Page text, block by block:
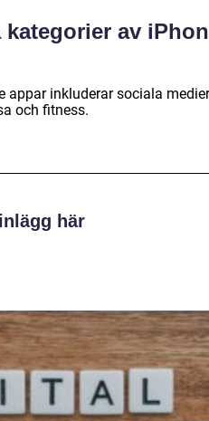
av
appar inkluderar sociala
och fitness.
här